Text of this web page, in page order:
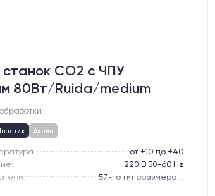
CO2 c ЧПУ
80Вт/Ruida/medium
Акрил
от +10 до +40
220 В 50-60 Hz